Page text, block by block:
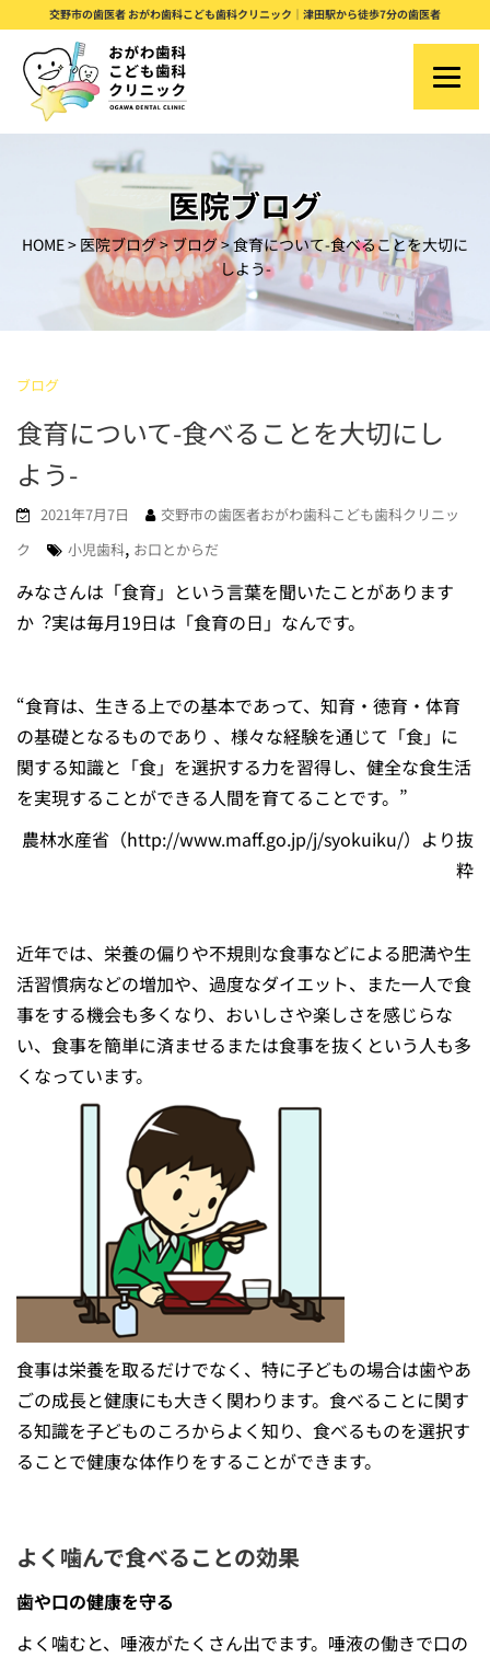
t
交野市の歯医者 おがわ歯科こども歯科クリニック｜津田駅から徒歩7分の歯医者
医院ブログ
HOME> 医院ブログ>ブログ>⾷育について-食べることを大切に
しよう-
ブログ
⾷育について-食べることを大切にし
よう-
2021年7月7日
交野市の歯医者おがわ歯科こども歯科クリニッ
ク
小児歯科, お口とからだ
みなさんは「⾷育」という⾔葉を聞いたことがあります
か︖実は毎⽉19⽇は「⾷育の⽇」なんです。
“⾷育は、⽣きる上での基本であって、知育・徳育・体育
の基礎となるものであり 、様々な経験を通じて「⾷」に
関する知識と「⾷」を選択する⼒を習得し、健全な⾷⽣活
を実現することができる⼈間を育てることです。”
農林⽔産省（http://www.maff.go.jp/j/syokuiku/）より抜
粋
近年では、栄養の偏りや不規則な⾷事などによる肥満や⽣
活習慣病などの増加や、過度なダイエット、また⼀⼈で⾷
事をする機会も多くなり、おいしさや楽しさを感じらな
い、⾷事を簡単に済ませるまたは食事を抜くという⼈も多
くなっています。
⾷事は栄養を取るだけでなく、特に子どもの場合は⻭やあ
ごの成⻑と健康にも⼤きく関わります。⾷べることに関す
る知識を⼦どものころからよく知り、⾷べるものを選択す
ることで健康な体作りをすることができます。
よく噛んで⾷べることの効果
⻭や⼝の健康を守る
よく噛むと、唾液がたくさん出でます。唾液の働きで⼝の